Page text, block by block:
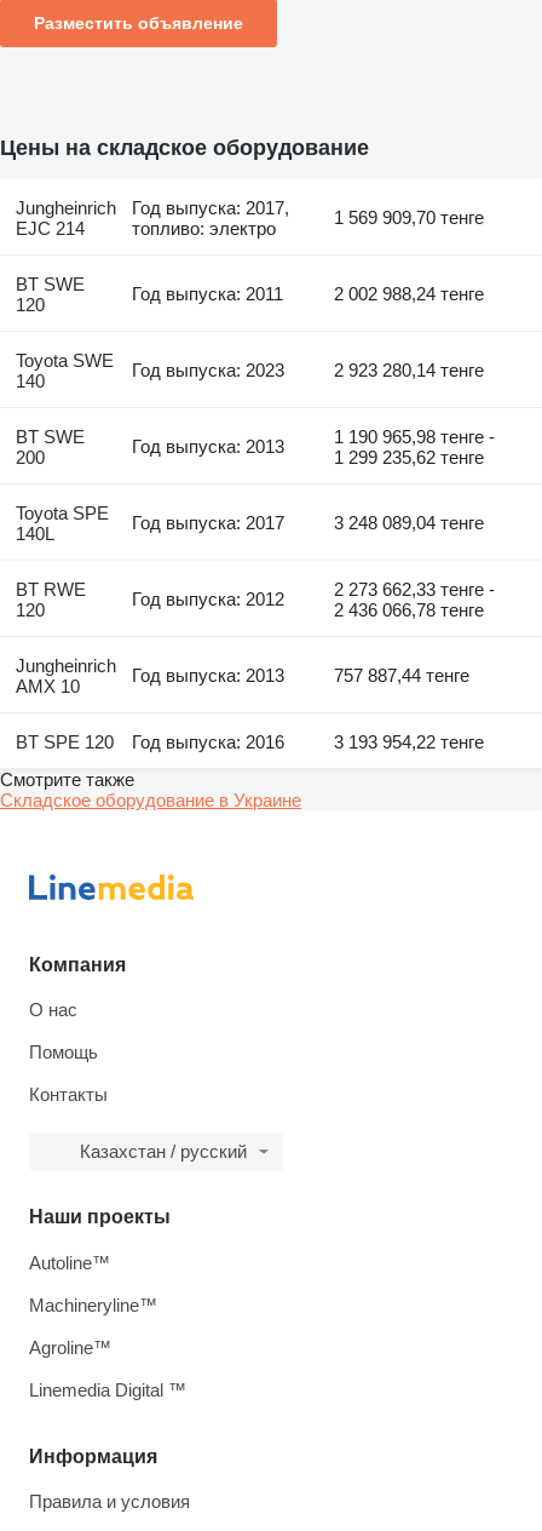
Разместить объявление
Цены на складское оборудование
Jungheinrich
EJC 214
Год выпуска: 2017,
топливо: электро
1 569 909,70 тенге
BT SWE
120
Год выпуска: 2011 2 002 988,24 тенге
Toyota SWE
140
Год выпуска: 2023 2 923 280,14 тенге
BT SWE
200
Год выпуска: 2013
1 190 965,98 тенге -
1 299 235,62 тенге
Toyota SPE
140L
Год выпуска: 2017 3 248 089,04 тенге
BT RWE
120
Год выпуска: 2012
2 273 662,33 тенге -
2 436 066,78 тенге
Jungheinrich
AMX 10
Год выпуска: 2013 757 887,44 тенге
BT SPE 120 Год выпуска: 2016
3 193 954,22 тенге
Смотрите также
Складское оборудование в Украине
Компания
О нас
Помощь
Контакты
Казахстан / русский
Информация
Правила и условия
Наши проекты
Autoline™
Machineryline™
Agroline™
Linemedia Digital ™